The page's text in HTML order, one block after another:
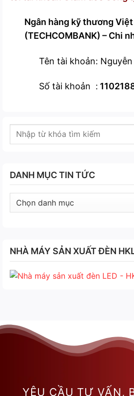
Ngân hàng kỹ thương Việt
(TECHCOMBANK) – Chi
Tên tài khoản:
Số tài khoản :
DANH MỤC TIN TỨC
Danh
NHÀ MÁY SẢN XUẤT ĐÈN
YÊU CẦU TƯ VẤN,